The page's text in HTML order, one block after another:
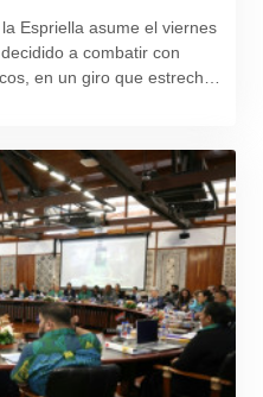
Espriella asume el viernes
a combatir con
en un giro que estrecha
las negociaciones de paz.